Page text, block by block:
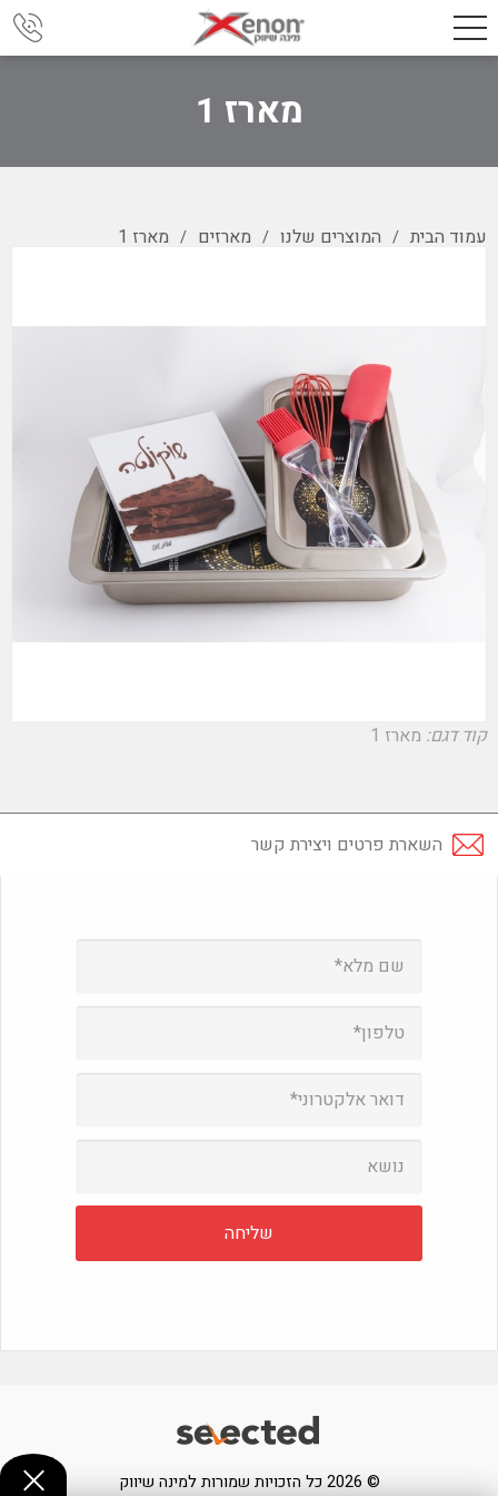
מארז 1
עמוד הבית / המוצרים שלנו / מארזים / מארז 1
קוד דגם: מארז 1
השארת פרטים ויצירת קשר
© 2026 כל הזכויות שמורות למינה שיווק